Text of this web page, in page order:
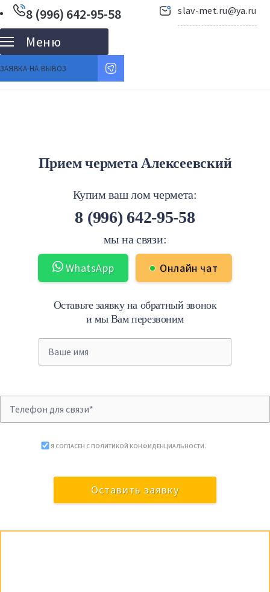
8 (996) 642-95-58 slav-met.ru@ya.ru
ЗАЯВКА НА ВЫВОЗ
Прием чермета Алексеевский
Купим ваш лом чермета:
8 (996) 642-95-58
мы на связи:
WhatsApp Онлайн чат
Оставьте заявку на обратный звонок
и мы Вам перезвоним
Я СОГЛАСЕН С ПОЛИТИКОЙ КОНФИДЕНЦИАЛЬНОСТИ.